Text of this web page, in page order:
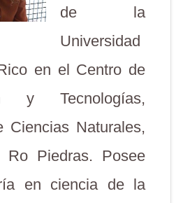
de la
Universidad
en el Centro de
y Tecnologías,
Ciencias Naturales,
Ro Piedras. Posee
en ciencia de la